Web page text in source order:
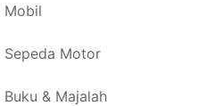
Mobil
Sepeda Motor
Buku & Majalah